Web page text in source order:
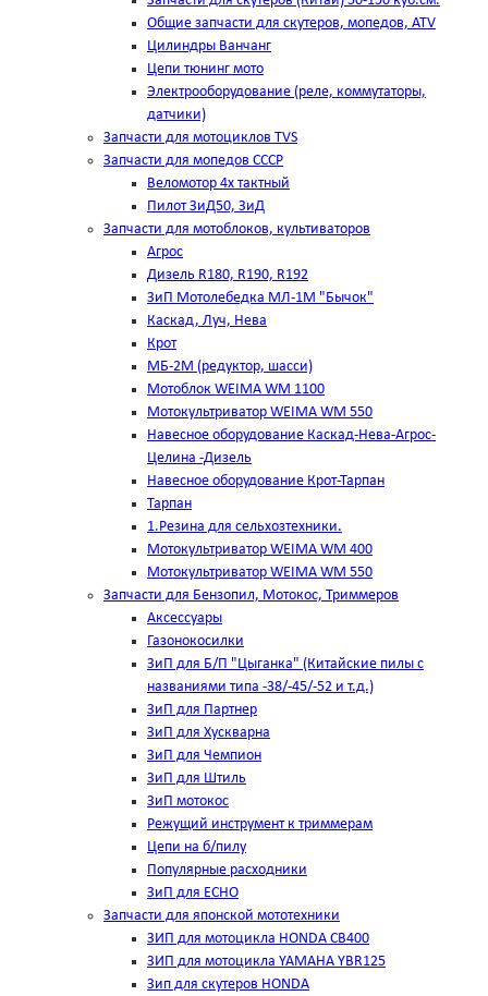
Общие запчасти для скутеров, мопедов, ATV
Цилиндры Ванчанг
Цепи тюнинг мото
Электрооборудование (реле, коммутаторы,
датчики)
Запчасти для мотоциклов TVS
Запчасти для мопедов СССР
Веломотор 4х тактный
Пилот ЗиД50, ЗиД
Запчасти для мотоблоков, культиваторов
Агрос
Дизель R180, R190, R192
ЗиП Мотолебедка МЛ-1М "Бычок"
Каскад, Луч, Нева
Крот
МБ-2М (редуктор, шасси)
Мотоблок WEIMA WM 1100
Мотокультриватор WEIMA WM 550
Навесное оборудование Каскад-Нева-Агрос-
Целина -Дизель
Навесное оборудование Крот-Тарпан
Тарпан
1.Резина для сельхозтехники.
Мотокультриватор WEIMA WM 400
Мотокультриватор WEIMA WM 550
Запчасти для Бензопил, Мотокос, Триммеров
Аксессуары
Газонокосилки
ЗиП для Б/П "Цыганка" (Китайские пилы с
названиями типа -38/-45/-52 и т.д.)
ЗиП для Партнер
ЗиП для Хускварна
ЗиП для Чемпион
ЗиП для Штиль
ЗиП мотокос
Режущий инструмент к триммерам
Цепи на б/пилу
Популярные расходники
ЗиП для ЕСНО
Запчасти для японской мототехники
ЗИП для мотоцикла HONDA CB400
ЗИП для мотоцикла YAMAHA YBR125
Зип для скутеров HONDA